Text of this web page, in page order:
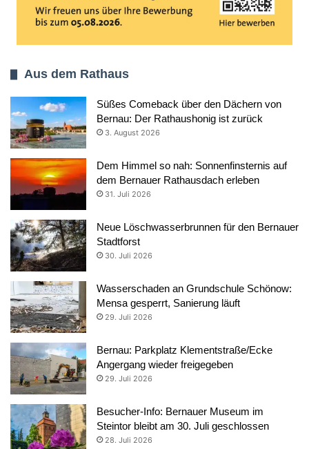
Aus dem Rathaus
Süßes Comeback über den Dächern von
Bernau: Der Rathaushonig ist zurück
3. August 2026
Dem Himmel so nah: Sonnenfinsternis auf
dem Bernauer Rathausdach erleben
31. Juli 2026
Neue Löschwasserbrunnen für den Bernauer
Stadtforst
30. Juli 2026
Wasserschaden an Grundschule Schönow:
Mensa gesperrt, Sanierung läuft
29. Juli 2026
Bernau: Parkplatz Klementstraße/Ecke
Angergang wieder freigegeben
29. Juli 2026
Besucher-Info: Bernauer Museum im
Steintor bleibt am 30. Juli geschlossen
28. Juli 2026